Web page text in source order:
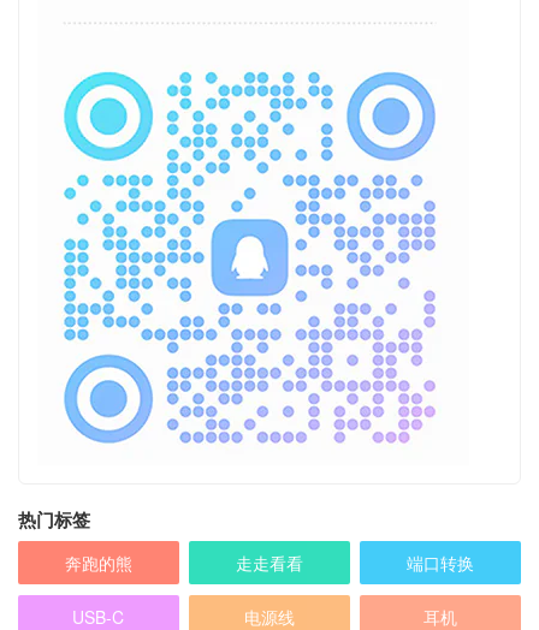
热门标签
奔跑的熊 走走看看 端口转换
USB-C 电源线 耳机